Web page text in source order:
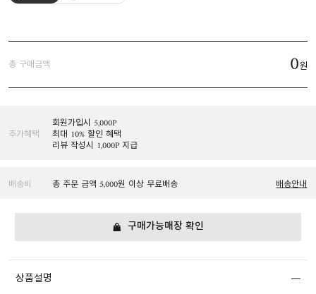
총 구매금액 0원
추가혜택
회원가입시 5,000P
최대 10% 할인 혜택
리뷰 작성시 1,000P 지급
배송비 총 주문 금액 5,000원 이상 무료배송 배송안내
구매가능매장 확인
상품설명